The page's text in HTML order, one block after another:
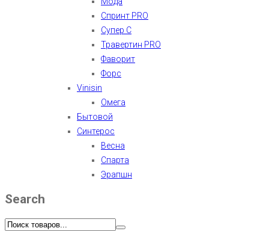
Спринт PRO
Супер С
Травертин PRO
Фаворит
Форс
Vinisin
Омега
Бытовой
Синтерос
Весна
Спарта
Эрапшн
Search